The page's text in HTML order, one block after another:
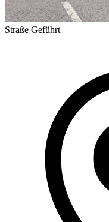
Straße Geführt